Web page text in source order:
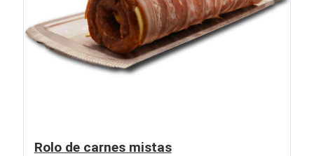
Rolo de carnes mistas